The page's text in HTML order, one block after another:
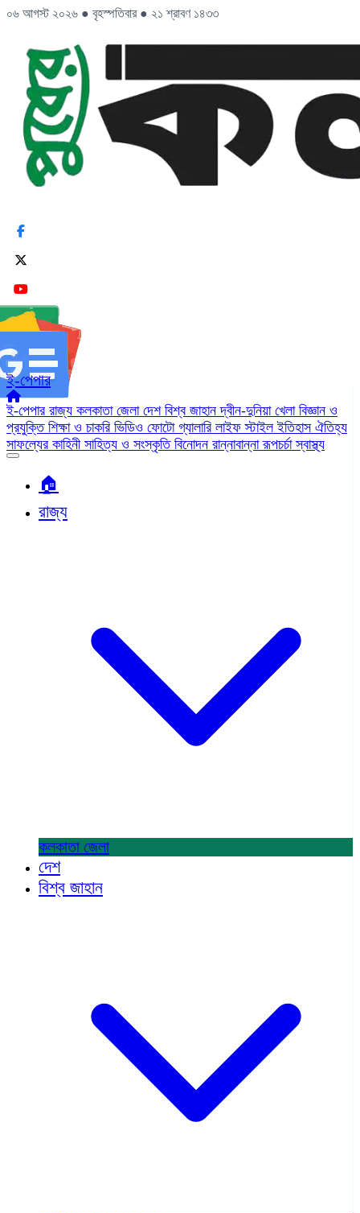
০৬ আগস্ট ২০২৬ ● বৃহস্পতিবার ● ২১ শ্রাবণ ১৪৩৩
ই-পেপার
ই-পেপার রাজ্য কলকাতা জেলা দেশ বিশ্ব জাহানদ্বীন-দুনিয়া খেলা বিজ্ঞান ও
প্রযুক্তি শিক্ষা ও চাকরি ভিডিও ফোটো গ্যালারি লাইফ স্টাইলইতিহাস ঐতিহ্য
সাফল্যের কাহিনী সাহিত্য ও সংস্কৃতি বিনোদন রান্নাবান্নারূপচর্চাস্বাস্থ্য
🏠︎
রাজ্য
কলকাতা জেলা
দেশ
বিশ্ব জাহান